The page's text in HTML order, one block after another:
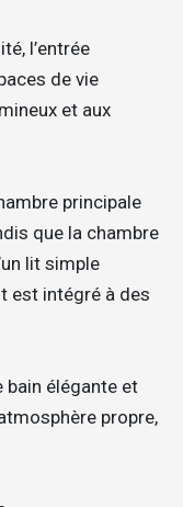
l’entrée
de vie
et aux
principale
que la chambre
lit simple
est intégré à des
bain élégante et
propre,